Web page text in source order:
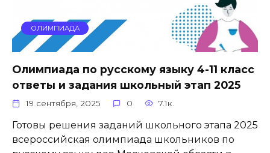
ОЛИМПИАДА
Олимпиада по русскому языку 4-11 класс
ответы и задания школьный этап 2025
19 сентября, 2025 0 7.1к.
Готовы решения заданий школьного этапа 2025
всероссийская олимпиада школьников по